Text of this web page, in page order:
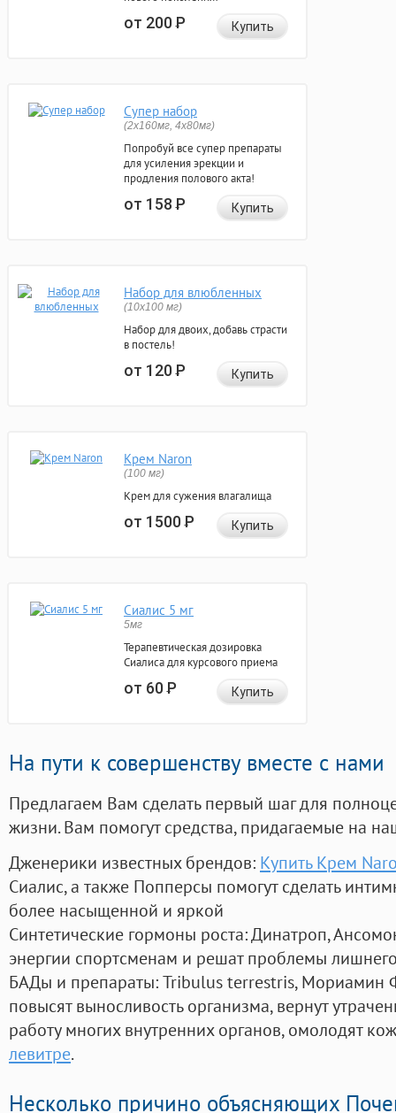
от 200Р Купить
Супер набор
(2х160мг, 4х80мг)
Попробуй все супер препараты
для усиления эрекции и
продления полового акта!
от 158Р Купить
Набор для влюбленных
(10х100 мг)
Набор для двоих, добавь страсти
в постель!
от 120Р Купить
Крем Naron
(100 мг)
Крем для сужения влагалища
от 1500Р Купить
Сиалис 5 мг
5мг
Терапевтическая дозировка
Сиалиса для курсового приема
от 60Р Купить
На пути к совершенству вместе с нами
Предлагаем Вам сделать первый шаг для
жизни. Вам помогут средства, придагаемые на
Дженерики известных брендов: Купить Крем
Сиалис, а также Попперсы помогут сделать
более насыщенной и яркой
Синтетические гормоны роста: Динатроп,
энергии спортсменам и решат проблемы
БАДы и препараты:Tribulus terrestris, Мориамин
повысят выносливость организма, вернут
работу многих внутренних органов, омолодят
левитре.
Несколько причино объясняющих